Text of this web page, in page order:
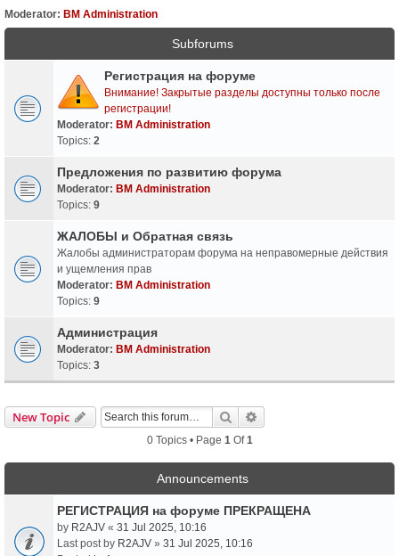
Moderator: BM Administration
Subforums
Регистрация на форуме
Внимание! Закрытые разделы доступны только после
регистрации!
Moderator: BM Administration
Topics: 2
Предложения по развитию форума
Moderator: BM Administration
Topics: 9
ЖАЛОБЫ и Обратная связь
Жалобы администраторам форума на неправомерные действия
и ущемления прав
Moderator: BM Administration
Topics: 9
Администрация
Moderator: BM Administration
Topics: 3
New Topic Search
0 Topics • Page 1 Of1
Announcements
РЕГИСТРАЦИЯ на форуме ПРЕКРАЩЕНА
by R2AJV « 31 Jul 2025, 10:16
Last post by R2AJV » 31 Jul 2025, 10:16